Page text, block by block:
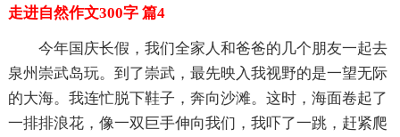
走进自然作文300字 篇4
今年国庆长假，我们全家人和爸爸的几个朋友一起去
泉州崇武岛玩。到了崇武，最先映入我视野的是一望无际
的大海。我连忙脱下鞋子，奔向沙滩。这时，海面卷起了
一排排浪花，像一双巨手伸向我们，我吓了一跳，赶紧爬